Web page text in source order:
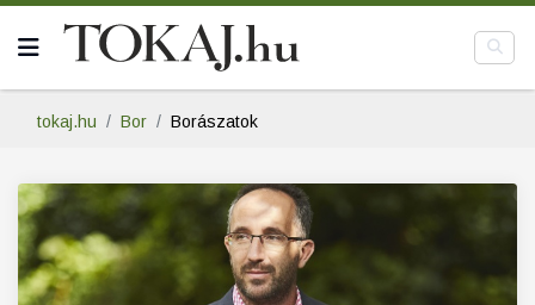
tokaj.hu Bor Borászatok